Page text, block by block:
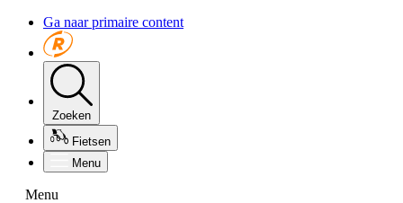
Ga naar primaire content
Zoeken
Fietsen
Menu
Menu